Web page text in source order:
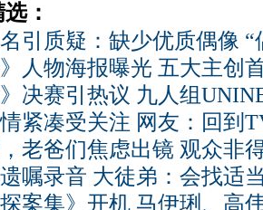
：
引质疑：缺少优质偶像 “
》人物海报曝光 五大主创
》决赛引热议 九人组
情紧凑受关注 网友：回到
老爸们焦虑出镜 观众非
嘱录音 大徒弟：会找适
探案集》开机 马伊琍、高